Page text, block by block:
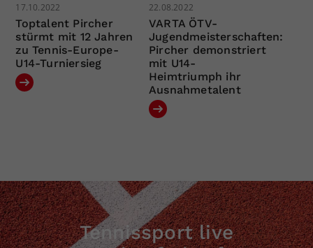
17.10.2022
Toptalent Pircher
stürmt mit 12 Jahren
zu Tennis-Europe-
U14-Turniersieg
22.08.2022
VARTA ÖTV-
Jugendmeisterschaften:
Pircher demonstriert
mit U14-
Heimtriumph ihr
Ausnahmetalent
Tennissport live